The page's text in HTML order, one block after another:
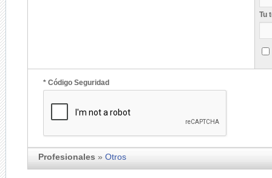
Tu
* Código Seguridad
Profesionales » Otros